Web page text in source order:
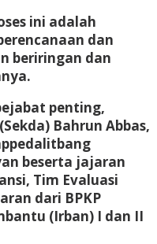
ini adalah
dan
beriringan dan
penting,
Bahrun Abbas,
beserta jajaran
Tim Evaluasi
dari BPKP
(Irban) I dan II